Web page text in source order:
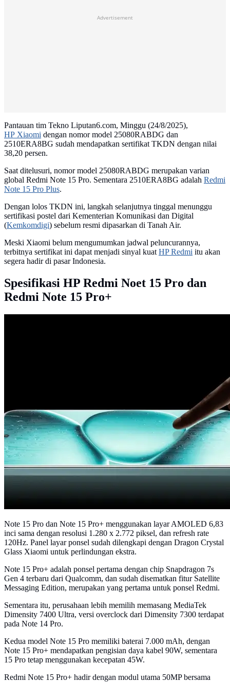
Advertisement
Pantauan tim Tekno Liputan6.com, Minggu (24/8/2025),
HP Xiaomi dengan nomor model 25080RABDG dan
2510ERA8BG sudah mendapatkan sertifikat TKDN dengan nilai
38,20 persen.
Saat ditelusuri, nomor model 25080RABDG merupakan varian
global Redmi Note 15 Pro. Sementara 2510ERA8BG adalah Redmi
Note 15 Pro Plus.
Dengan lolos TKDN ini, langkah selanjutnya tinggal menunggu
sertifikasi postel dari Kementerian Komunikasi dan Digital
(Kemkomdigi) sebelum resmi dipasarkan di Tanah Air.
Meski Xiaomi belum mengumumkan jadwal peluncurannya,
terbitnya sertifikat ini dapat menjadi sinyal kuatHP Redmi itu akan
segera hadir di pasar Indonesia.
Spesifikasi HP Redmi Noet 15 Pro dan
Redmi Note 15 Pro+
Note 15 Pro dan Note 15 Pro+ menggunakan layar AMOLED 6,83
inci sama dengan resolusi 1.280 x 2.772 piksel, dan refresh rate
120Hz. Panel layar ponsel sudah dilengkapi dengan Dragon Crystal
Glass Xiaomi untuk perlindungan ekstra.
Note 15 Pro+ adalah ponsel pertama dengan chip Snapdragon 7s
Gen 4 terbaru dari Qualcomm, dan sudah disematkan fitur Satellite
Messaging Edition, merupakan yang pertama untuk ponsel Redmi.
Sementara itu, perusahaan lebih memilih memasang MediaTek
Dimensity 7400 Ultra, versi overclock dari Dimensity 7300 terdapat
pada Note 14 Pro.
Kedua model Note 15 Pro memiliki baterai 7.000 mAh, dengan
Note 15 Pro+ mendapatkan pengisian daya kabel 90W, sementara
15 Pro tetap menggunakan kecepatan 45W.
Redmi Note 15 Pro+ hadir dengan modul utama 50MP bersama